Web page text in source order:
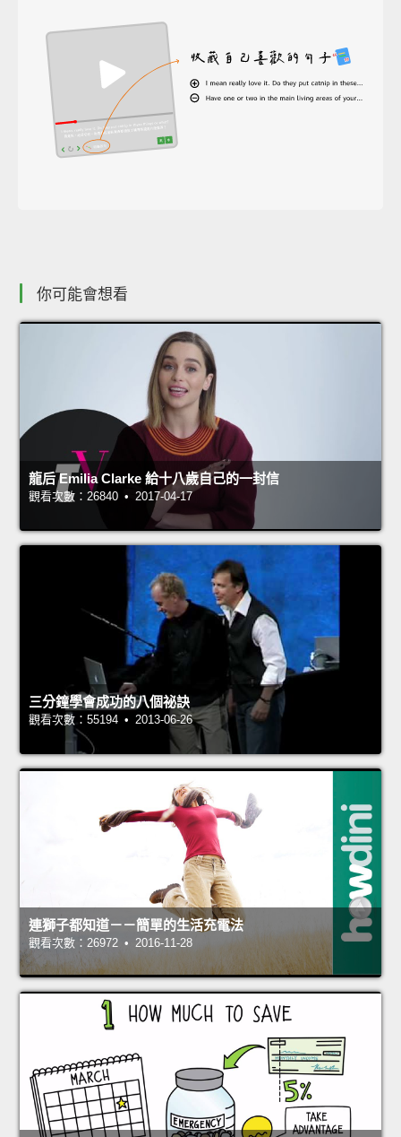
你可能會想看
龍后 Emilia Clarke 給十八歲自己的一封信
觀看次數：26840 • 2017-04-17
三分鐘學會成功的八個祕訣
觀看次數：55194 • 2013-06-26
連獅子都知道－－簡單的生活充電法
觀看次數：26972 • 2016-11-28